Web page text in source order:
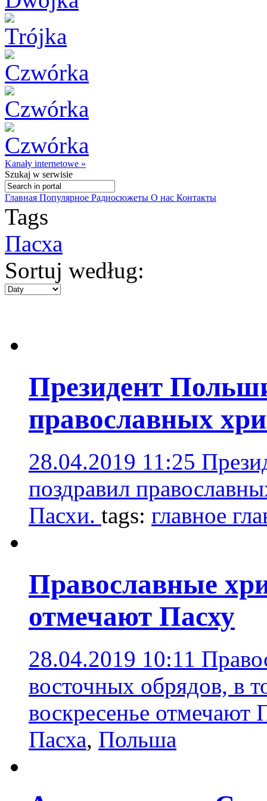
Kanały internetowe »
Szukaj w serwisie
Главная Популярное Радиосюжеты О нас Контакты
Tags
Пасха
Sortuj według:
Президент
православных
28.04.2019 11:25
поздравил
Пасхи. tags: главное
Православные
отмечают Пасху
28.04.2019 10:11
восточных обрядов, в
воскресенье отмечают
Пасха, Польша